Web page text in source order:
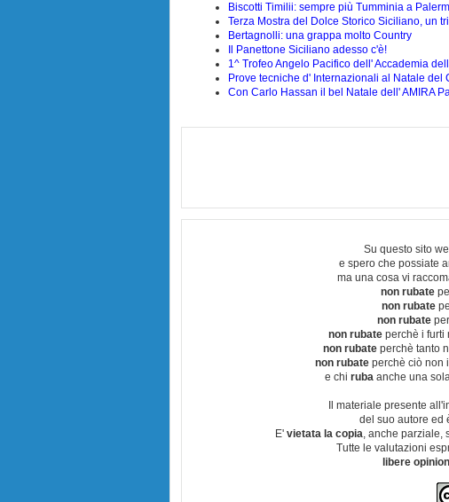
Biscotti Timilii: sempre più Tumminia a
Terza Mostra del Dolce Storico Siciliano, un
Bertagnolli: una grappa molto Country
Il Panettone Siciliano adesso c'è!
1^ Trofeo Angelo Pacifico dell' Accademia
Prove tecniche d' Internazionali al Natale del
Con Carlo Hassan il bel Natale dell' AMIRA
Su questo sito
e spero che possiate
ma una cosa vi
non rubate
non rubate
non rubate
non rubate perchè i furti
non rubateperchè tanto
non rubateperchè ciò non
e chi ruba anche una
Il materiale presente
del suo autore ed
E' vietata la copia, anche parziale,
Tutte le valutazioni
libere